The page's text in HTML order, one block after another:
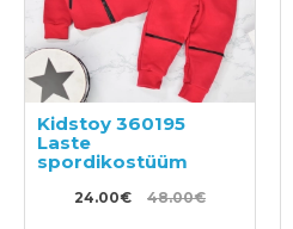
Kidstoy 360195
Laste
spordikostüüm
24.00€ 48.00€